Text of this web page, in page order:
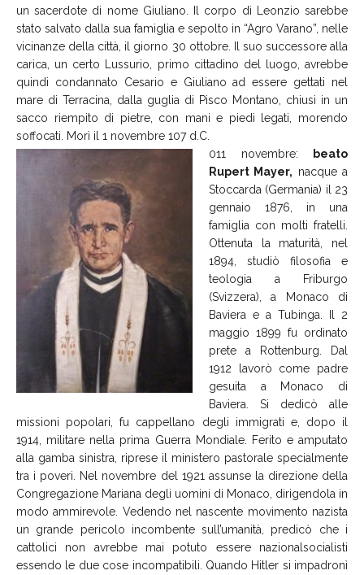
un sacerdote di nome Giuliano. Il corpo di Leonzio sarebbe
stato salvato dalla sua famiglia e sepolto in “Agro Varano”, nelle
vicinanze della città, il giorno 30 ottobre. Il suo successore alla
carica, un certo Lussurio, primo cittadino del luogo, avrebbe
quindi condannato Cesario e Giuliano ad essere gettati nel
mare di Terracina, dalla guglia di Pisco Montano, chiusi in un
sacco riempito di pietre, con mani e piedi legati, morendo
soffocati. Morì il 1 novembre 107 d.C.
011 novembre:
beato
Rupert Mayer, nacque a
Stoccarda (Germania) il 23
gennaio 1876, in una
famiglia con molti fratelli.
Ottenuta la maturità, nel
1894, studiò filosofia e
teologia a Friburgo
(Svizzera), a Monaco di
Baviera e a Tubinga. Il 2
maggio 1899 fu ordinato
prete a Rottenburg. Dal
1912 lavorò come padre
gesuita a Monaco di
Baviera. Si dedicò alle
missioni popolari, fu cappellano degli immigrati e, dopo il
1914, militare nella prima Guerra Mondiale. Ferito e amputato
alla gamba sinistra, riprese il ministero pastorale specialmente
tra i poveri. Nel novembre del 1921 assunse la direzione della
Congregazione Mariana degli uomini di Monaco, dirigendola in
modo ammirevole. Vedendo nel nascente movimento nazista
un grande pericolo incombente sull’umanità, predicò che i
cattolici non avrebbe mai potuto essere nazionalsocialisti
essendo le due cose incompatibili. Quando Hitler si impadronì